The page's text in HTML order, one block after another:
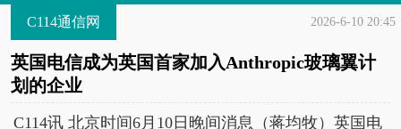
C114通信网 2026-6-10 20:45
英国电信成为英国首家加入Anthropic玻璃翼计
划的企业
C114讯 北京时间6月10日晚间消息（蒋均牧）英国电